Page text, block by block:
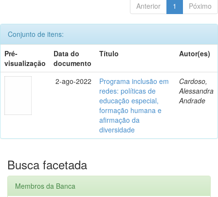
Anterior 1 Póximo
Conjunto de itens:
Pré-
visualização
Data do
documento
Título Autor(es)
2-ago-2022
Programa inclusão em
redes: políticas de
educação especial,
formação humana e
afirmação da
diversidade
Cardoso,
Alessandra
Andrade
Busca facetada
Membros da Banca